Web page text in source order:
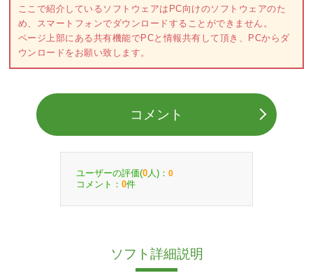
ここで紹介しているソフトウェアはPC向けのソフトウェアのた
め、スマートフォンでダウンロードすることができません。
ページ上部にある共有機能でPCと情報共有して頂き、PCからダ
ウンロードをお願い致します。
コメント
ユーザーの評価(0 人)： 0
コメント： 0件
ソフト詳細説明